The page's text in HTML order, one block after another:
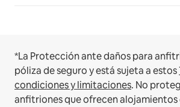
*La Protección ante daños para
póliza de seguro y está sujeta a estos
condiciones y limitaciones. No
anfitriones que ofrecen alojamientos